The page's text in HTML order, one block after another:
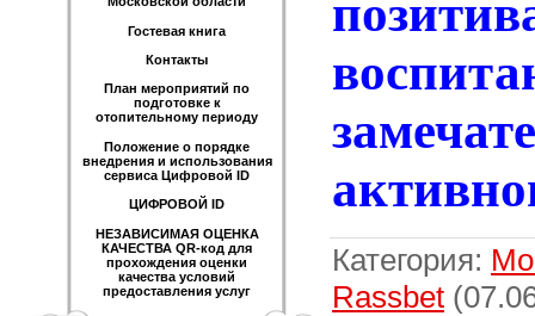
Гостевая книга
Контакты
План мероприятий по
подготовке к
отопительному периоду
Положение о порядке
внедрения и использования
сервиса Цифровой ID
ЦИФРОВОЙ ID
НЕЗАВИСИМАЯ ОЦЕНКА
КАЧЕСТВА QR-код для
прохождения оценки
качества условий
предоставления услуг
Категория:
Rassbet